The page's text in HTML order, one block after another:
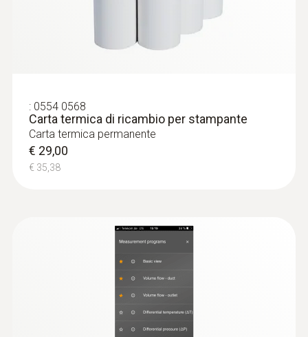
: 0554 0568
Carta termica di ricambio per stampante
Carta termica permanente
€ 29,00
€ 35,38